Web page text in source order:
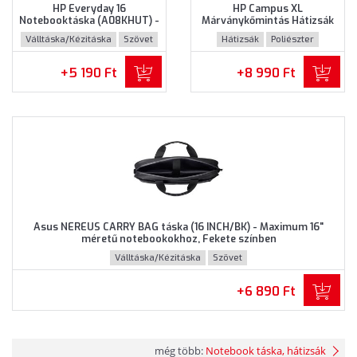
HP Everyday 16
Notebooktáska (A08KHUT) -
Maximum 16" méretű
notebookokhoz - Szürke
színben
Válltáska/Kézitáska Szövet
+5 190 Ft
HP Campus XL
Márványkőmintás Hátizsák
(7K0E2AA) - Maximum 16.1"
méretű notebookokhoz,
Márványkőmintás színben
Hátizsák Poliészter
+8 990 Ft
Asus NEREUS CARRY BAG táska (16 INCH/BK) - Maximum 16"
méretű notebookokhoz, Fekete színben
Válltáska/Kézitáska Szövet
+6 890 Ft
még több: Notebook táska, hátizsák